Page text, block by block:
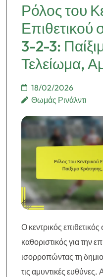
Ρόλος του
Επιθετικού
3-2-3:
Τελείωμα,
18/02/2026
Θωμάς Ρινάλντι
Ο κεντρικός
καθοριστικός για την
ισορροπώντας τη
τις αμυντικές ευθύνες.